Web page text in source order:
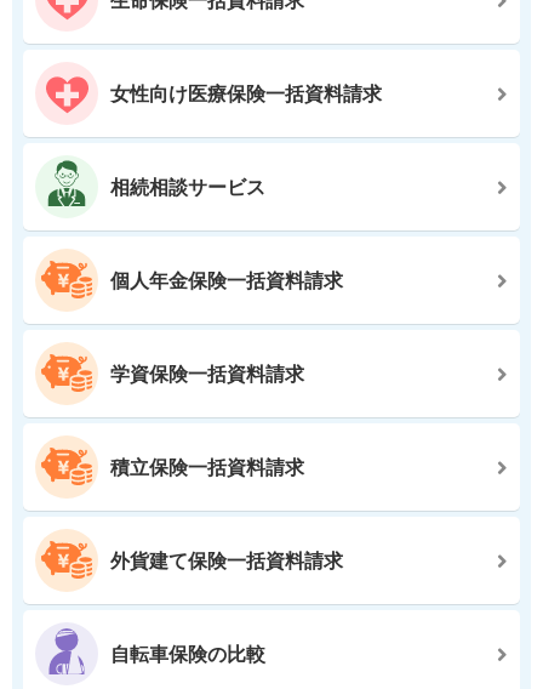
女性向け医療保険一括資料請求
相続相談サービス
個人年金保険一括資料請求
学資保険一括資料請求
積立保険一括資料請求
外貨建て保険一括資料請求
自転車保険の比較